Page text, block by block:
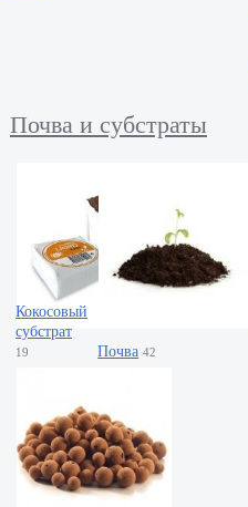
Почва и субстраты
Кокосовый
субстрат
19 Почва 42